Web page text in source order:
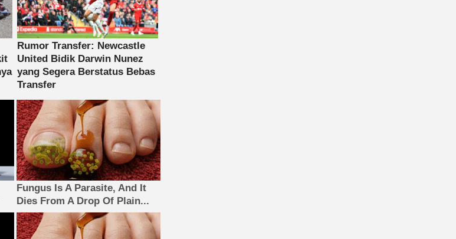
Fungus Is A Parasite, And It
Dies From A Drop Of Plain...